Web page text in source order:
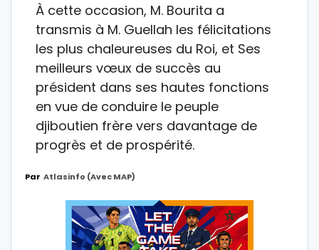
À cette occasion, M. Bourita a
transmis à M. Guellah les félicitations
les plus chaleureuses du Roi, et Ses
meilleurs vœux de succès au
président dans ses hautes fonctions
en vue de conduire le peuple
djiboutien frère vers davantage de
progrès et de prospérité.
Par Atlasinfo (avec MAP)